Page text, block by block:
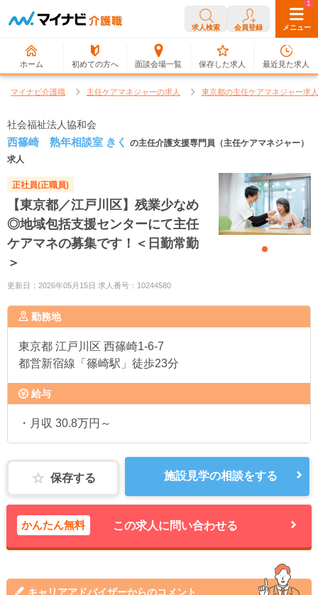
求人検索 会員登録 メニュー
ホーム 初めての方へ 面談会場一覧
0
保存した求人
1
最近見た求人
マイナビ介護職 主任ケアマネジャーの求人 東京都の主任ケアマネジャー求人
社会福祉法人協和会
西篠崎 熟年相談室 きく の主任介護支援専門員（主任ケアマネジャー）
求人
正社員(正職員)
【東京都／江戸川区】残業少なめ
◎地域包括支援センターにて主任
ケアマネの募集です！＜日勤常勤
＞
更新日：2026年05月15日 求人番号：10244580
勤務地
東京都 江戸川区 西篠崎1-6-7
都営新宿線「篠崎駅」徒歩23分
給与
・月収 30.8万円～
保存する 施設見学の相談をする
かんたん無料 この求人に問い合わせる
キャリアアドバイザーからのコメント